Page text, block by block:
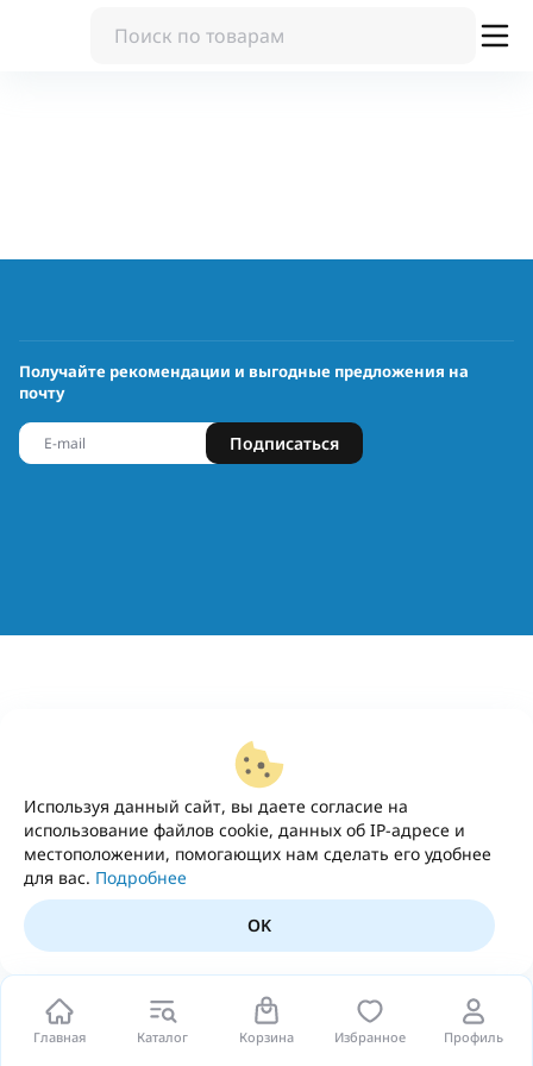
Главная Каталог Корзина Избранное Профиль
Используя данный сайт, вы даете согласие на
использование файлов cookie, данных об IP-адресе и
местоположении, помогающих нам сделать его удобнее
для вас. Подробнее
OK
Получайте рекомендации и выгодные предложения на
почту
Подписаться